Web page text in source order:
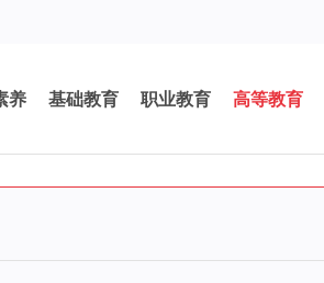
养 基础教育 职业教育 高等教育